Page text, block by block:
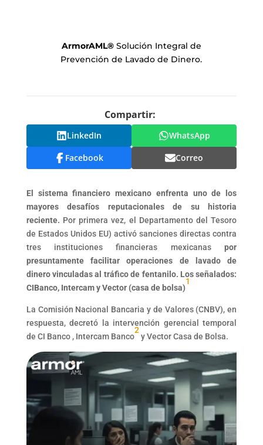
ArmorAML® Solución Integral de
Prevención de Lavado de Dinero.
Compartir:
LinkedIn
WhatsApp
Facebook
Correo
El sistema financiero mexicano enfrenta uno de los
mayores desafíos reputacionales de su historia
reciente. Por primera vez, el Departamento del Tesoro
de Estados Unidos EU) activó sanciones directas contra
tres instituciones financieras mexicanaspor
presuntamente facilitar operaciones de lavado de
dinero vinculadas al tráfico de fentanilo. Los señalados:
CIBanco, Intercam y Vector (casa de bolsa)
1
La Comisión Nacional Bancaria y de Valores (CNBV), en
respuesta, decretó la intervención gerencial temporal
de CI Banco , Intercam Banco
2
y Vector Casa de Bolsa.